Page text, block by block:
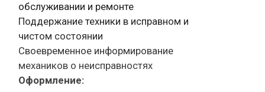
обслуживании и ремонте
Поддержание техники в исправном и
чистом состоянии
Своевременное информирование
механиков о неисправностях
Оформление: